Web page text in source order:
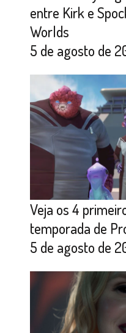
entre Kirk e
Worlds
5 de agosto de
Veja os 4
temporada de
5 de agosto de